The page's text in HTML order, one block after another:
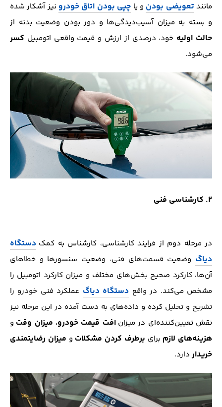
مانند تعویضی بودن و یا چپی بودن اتاق خودرو نیز آشکار شده
و بسته به میزان آسیب‌دیدگی‌ها و دور بودن وضعیت بدنه از
حالت اولیه خود، درصدی از ارزش و قیمت واقعی اتومبیل کسر
می‌شود.
2. کارشناسی فنی
در مرحله دوم از فرایند کارشناسی، کارشناس به کمک دستگاه
دیاگ وضعیت قسمت‌های فنی، وضعیت سنسور‌ها و خطا‌های
آن‌ها، کارکرد صحیح بخش‌های مختلف و میزان کارکرد اتومبیل را
مشخص می‌کند. در واقع دستگاه دیاگ عملکرد فنی خودرو را
تشریح و تحلیل کرده و داده‌های به دست آمده در این مرحله نیز
نقش تعیین‌کننده‌ای در میزان افت قیمت خودرو، میزان وقت و
هزینه‌های لازم برای برطرف کردن مشکلات و میزان رضایتمندی
خریداردارد.